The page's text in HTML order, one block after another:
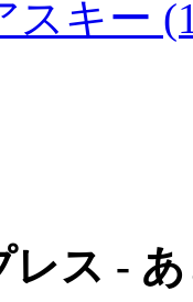
スキー
ス -